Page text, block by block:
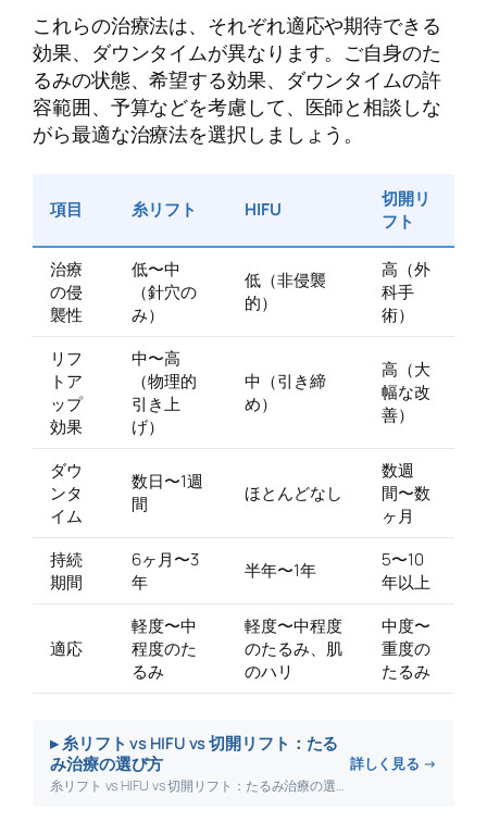
これらの治療法は、それぞれ適応や期待できる
効果、ダウンタイムが異なります。ご自身のた
るみの状態、希望する効果、ダウンタイムの許
容範囲、予算などを考慮して、医師と相談しな
がら最適な治療法を選択しましょう。
項目 糸リフト HIFU
切開リ
フト
治療
の侵
襲性
低〜中
（針穴の
み）
低（非侵襲
的）
高（外
科手
術）
リフ
トア
ップ
効果
中〜高
（物理的
引き上
げ）
中（引き締
め）
高（大
幅な改
善）
ダウ
ンタ
イム
数日〜1週
間
ほとんどなし
数週
間〜数
ヶ月
持続
期間
6ヶ月〜3
年
半年〜1年
5〜10
年以上
適応
軽度〜中
程度のた
るみ
軽度〜中程度
のたるみ、肌
のハリ
中度〜
重度の
たるみ
▸ 糸リフト vs HIFU vs 切開リフト：たる
み治療の選び方
糸リフト vs HIFU vs 切開リフト：たるみ治療の選び方について詳しく解説します。
詳しく見る →